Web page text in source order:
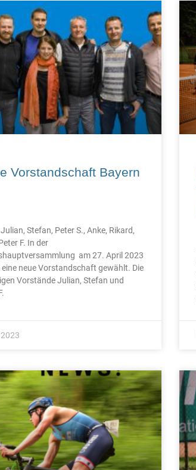
Vorstandschaft Bayern
Stefan, Peter S., Anke, Rikard,
F. In der
am 27. April 2023
neue Vorstandschaft gewählt. Die
Vorstände Julian, Stefan und